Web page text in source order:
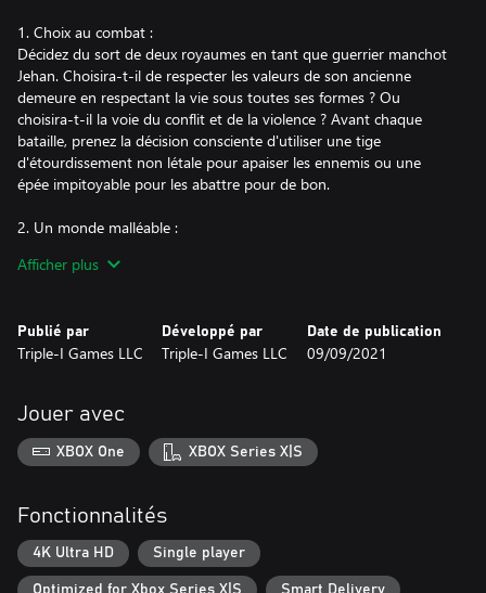
1. Choix au combat :
Décidez du sort de deux royaumes en tant que guerrier manchot
Jehan. Choisira-t-il de respecter les valeurs de son ancienne
demeure en respectant la vie sous toutes ses formes ? Ou
choisira-t-il la voie du conflit et de la violence ? Avant chaque
bataille, prenez la décision consciente d'utiliser une tige
d'étourdissement non létale pour apaiser les ennemis ou une
épée impitoyable pour les abattre pour de bon.
2. Un monde malléable :
mépris ou d'acceptation pour Jehan. Chaque partie ne montre
3. IA et boss intéressants :
de dialogue et le choix de l'arme ne sont que deux facteurs dans
le comportement de l'IA. Les patrons de Hindsight 20/20 font
preuve d'émotion, ce qui les rend plus faciles à comprendre. Des
nuances dans leur personnalité apparaissent alors que Jehan
s'estompe à mesure qu'ils réagissent à Jehan.
4. Le moteur d'expérience :
Le moteur d'expérience est un moteur de jeu conçu à la main et
Afficher plus
Publié par
Triple-I Games LLC
Développé par
Triple-I Games LLC
Date de publication
09/09/2021
Jouer avec
XBOX One XBOX Series X|S
Fonctionnalités
4K Ultra HD Single player
Optimized for Xbox Series X|S Smart Delivery